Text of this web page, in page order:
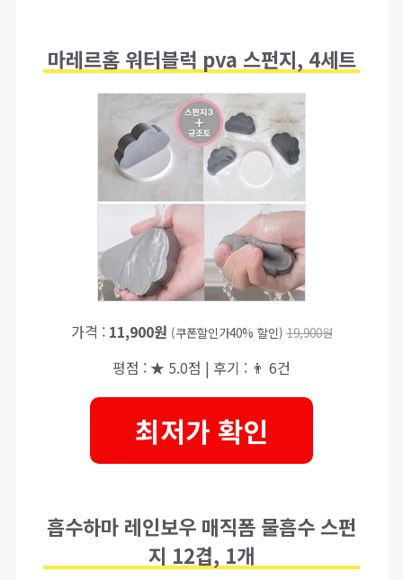
마레르홈 워터블럭 pva 스펀지, 4세트
가격 : 11,900원 (쿠폰할인가40% 할인) 19,900원
평점 : ★ 5.0점 | 후기 : 👨‍‍ 6건
최저가 확인
흡수하마 레인보우 매직폼 물흡수 스펀
지 12겹, 1개